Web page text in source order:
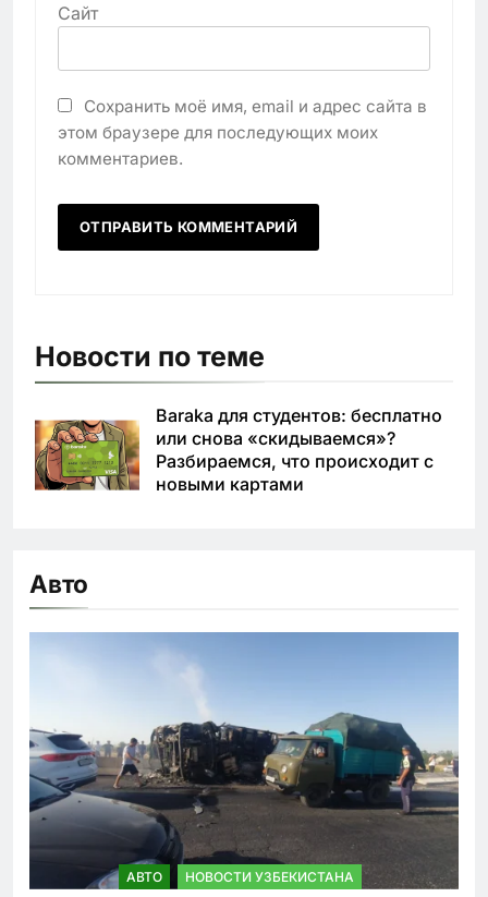
Сайт
Сохранить моё имя, email и адрес сайта в
этом браузере для последующих моих
комментариев.
Новости по теме
Baraka для студентов: бесплатно
или снова «скидываемся»?
Разбираемся, что происходит с
новыми картами
Авто
АВТО НОВОСТИ УЗБЕКИСТАНА